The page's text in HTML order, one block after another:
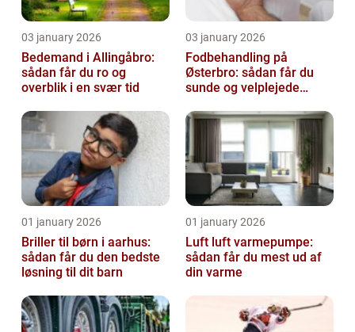
03 january 2026
Bedemand i Allingåbro:
sådan får du ro og
overblik i en svær tid
03 january 2026
Fodbehandling på
Østerbro: sådan får du
sunde og velplejede
01 january 2026
Briller til børn i aarhus:
sådan får du den bedste
løsning til dit barn
01 january 2026
Luft luft varmepumpe:
sådan får du mest ud af
din varme